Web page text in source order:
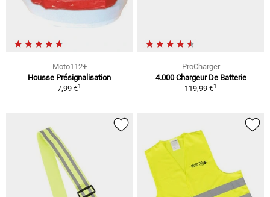
Moto112+
Housse Présignalisation
7,99 €1
ProCharger
4.000 Chargeur De Batterie
119,99 €1